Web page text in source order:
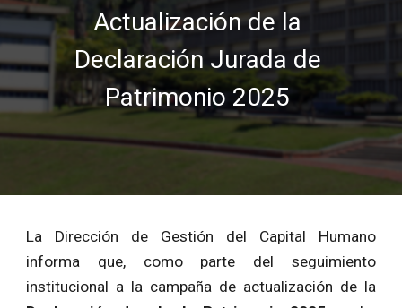
Actualización de la
Declaración Jurada de
Patrimonio 2025
La Dirección de Gestión del Capital Humano
informa que, como parte del seguimiento
institucional a la campaña de actualización de la